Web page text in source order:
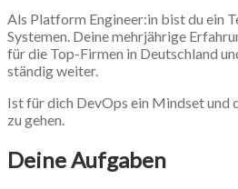
Als Platform Engineer:in bist du ein
Systemen. Deine mehrjährige
für die Top-Firmen in Deutschland
ständig weiter.
Ist für dich DevOps ein Mindset und
zu gehen.
Deine Aufgaben